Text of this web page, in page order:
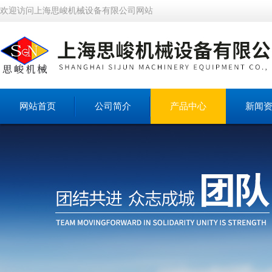
欢迎访问上海思峻机械设备有限公司网站
网站首页 公司简介 产品中心 新闻